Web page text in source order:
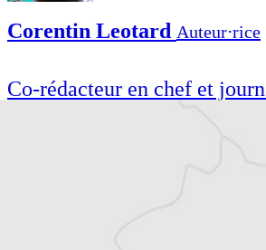
Corentin Leotard Auteur⋅rice
Co-rédacteur en chef et